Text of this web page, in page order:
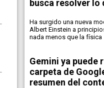
busca resolver lo
Ha surgido una nueva
Albert Einstein a
nada menos que la física
Gemini ya puede
carpeta de
resumen del